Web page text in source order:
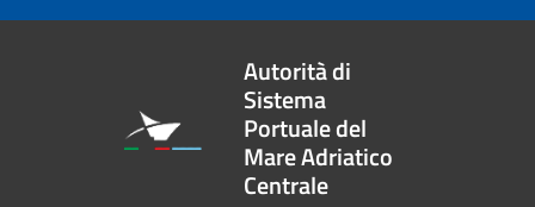
Autorità di
Sistema
Portuale del
Mare Adriatico
Centrale